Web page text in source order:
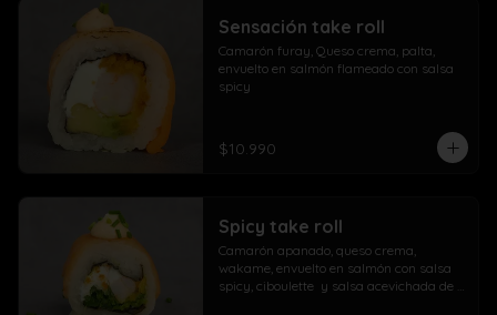
Sensación take roll
Camarón furay, Queso crema, palta,
envuelto en salmón flameado con salsa
spicy
$10.990
Spicy take roll
Camarón apanado, queso crema,
wakame, envuelto en salmón con salsa
spicy, ciboulette  y salsa acevichada de